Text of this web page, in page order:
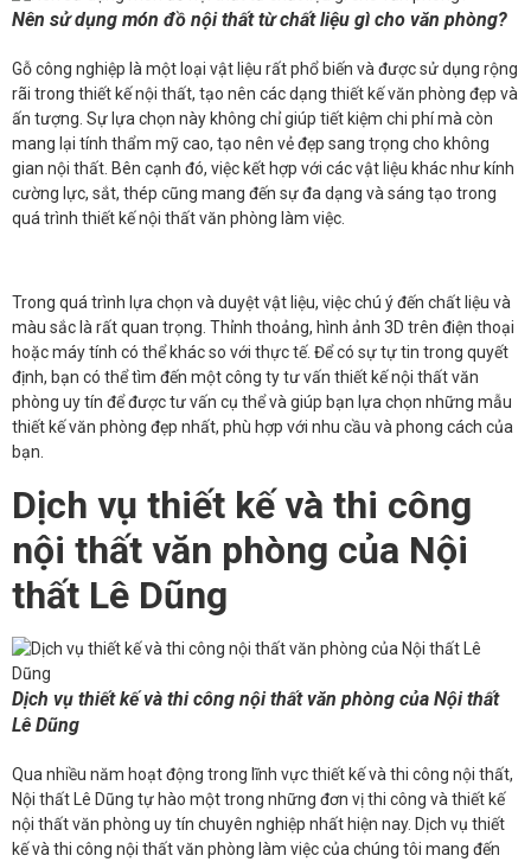
Nên sử dụng món đồ nội thất từ chất liệu gì cho văn phòng?
Gỗ công nghiệp là một loại vật liệu rất phổ biến và được sử dụng rộng
rãi trong thiết kế nội thất, tạo nên các dạng thiết kế văn phòng đẹp và
ấn tượng. Sự lựa chọn này không chỉ giúp tiết kiệm chi phí mà còn
mang lại tính thẩm mỹ cao, tạo nên vẻ đẹp sang trọng cho không
gian nội thất. Bên cạnh đó, việc kết hợp với các vật liệu khác như kính
cường lực, sắt, thép cũng mang đến sự đa dạng và sáng tạo trong
quá trình thiết kế nội thất văn phòng làm việc.
Trong quá trình lựa chọn và duyệt vật liệu, việc chú ý đến chất liệu và
màu sắc là rất quan trọng. Thỉnh thoảng, hình ảnh 3D trên điện thoại
hoặc máy tính có thể khác so với thực tế. Để có sự tự tin trong quyết
định, bạn có thể tìm đến một công ty tư vấn thiết kế nội thất văn
phòng uy tín để được tư vấn cụ thể và giúp bạn lựa chọn những mẫu
thiết kế văn phòng đẹp nhất, phù hợp với nhu cầu và phong cách của
bạn.
Dịch vụ thiết kế và thi công
nội thất văn phòng của Nội
thất Lê Dũng
Dịch vụ thiết kế và thi công nội thất văn phòng của Nội thất
Lê Dũng
Qua nhiều năm hoạt động trong lĩnh vực thiết kế và thi công nội thất,
Nội thất Lê Dũng tự hào một trong những đơn vị thi công và thiết kế
nội thất văn phòng uy tín chuyên nghiệp nhất hiện nay. Dịch vụ thiết
kế và thi công nội thất văn phòng làm việc của chúng tôi mang đến